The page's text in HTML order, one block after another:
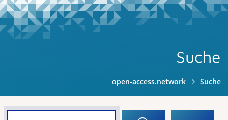
Suche
open-access.network Suche